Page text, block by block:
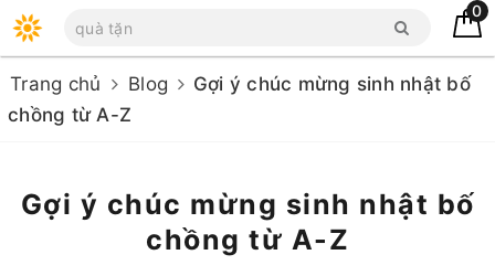
0
Trang chủ Blog
Gợi ý chúc mừng sinh nhật bố
chồng từ A-Z
Gợi ý chúc mừng sinh nhật bố
chồng từ A-Z